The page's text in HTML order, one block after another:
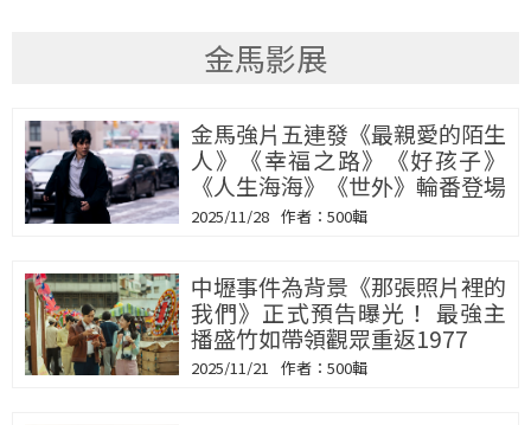
金馬影展
金馬強片五連發《最親愛的陌生
人》《幸福之路》《好孩子》
《人生海海》《世外》輪番登場
2025/11/28 500輯
中壢事件為背景《那張照片裡的
我們》正式預告曝光！ 最強主
播盛竹如帶領觀眾重返1977
2025/11/21 500輯